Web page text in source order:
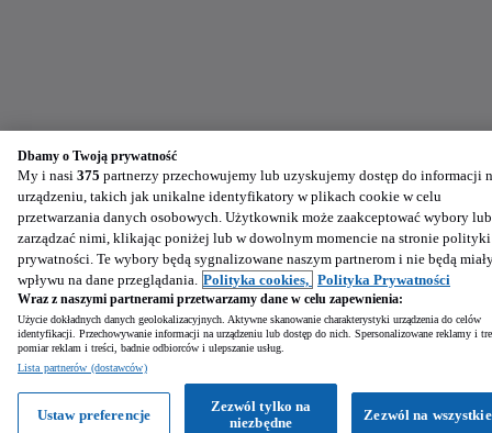
Dbamy o Twoją prywatność
My i nasi 375 partnerzy przechowujemy lub uzyskujemy dostęp do informacji
urządzeniu, takich jak unikalne identyfikatory w plikach cookie w celu
przetwarzania danych osobowych. Użytkownik może zaakceptować wybory lub
zarządzać nimi, klikając poniżej lub w dowolnym momencie na stronie polityki
prywatności. Te wybory będą sygnalizowane naszym partnerom i nie będą
wpływu na dane przeglądania. Polityka cookies, Polityka Prywatności
Wraz z naszymi partnerami przetwarzamy dane w celu zapewnienia:
Użycie dokładnych danych geolokalizacyjnych. Aktywne skanowanie charakterystyki urządzenia do celów
identyfikacji. Przechowywanie informacji na urządzeniu lub dostęp do nich. Spersonalizowane reklamy i
pomiar reklam i treści, badnie odbiorców i ulepszanie usług.
Lista partnerów (dostawców)
Zezwól na wszystkie
Zezwól tylko na
niezbędne
Ustaw preferencje